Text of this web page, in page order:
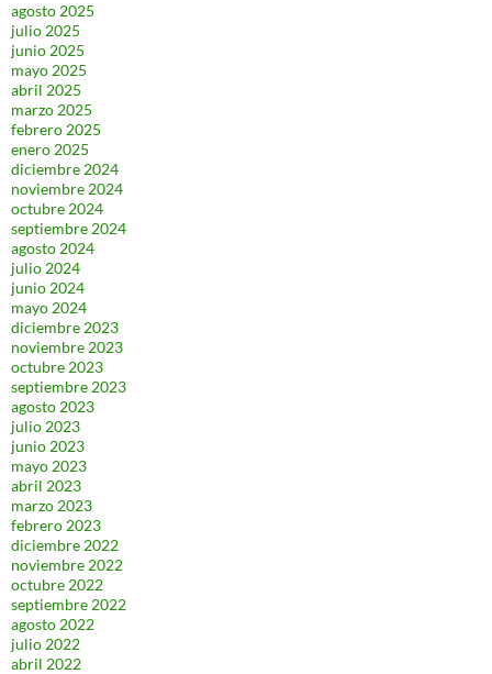
agosto 2025
julio 2025
junio 2025
mayo 2025
abril 2025
marzo 2025
febrero 2025
enero 2025
diciembre 2024
noviembre 2024
octubre 2024
septiembre 2024
agosto 2024
julio 2024
junio 2024
mayo 2024
diciembre 2023
noviembre 2023
octubre 2023
septiembre 2023
agosto 2023
julio 2023
junio 2023
mayo 2023
abril 2023
marzo 2023
febrero 2023
diciembre 2022
noviembre 2022
octubre 2022
septiembre 2022
agosto 2022
julio 2022
abril 2022